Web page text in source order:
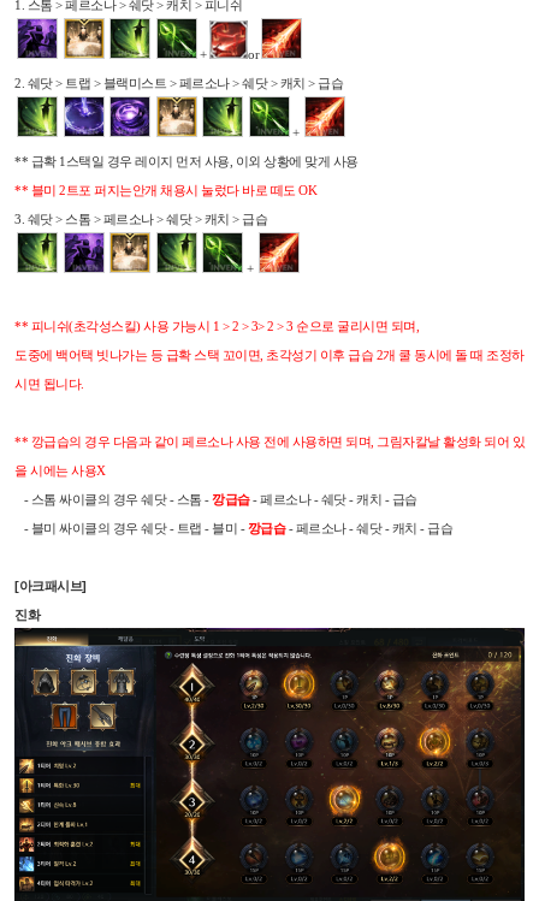
1. 스톰 > 페르소나 > 쉐닷 > 캐치 > 피니쉬
+
or
2. 쉐닷 > 트랩 > 블랙미스트 > 페르소나 > 쉐닷 > 캐치 > 급습
+
** 급확 1스택일 경우 레이지 먼저 사용, 이외 상황에 맞게 사용
** 블미 2트포 퍼지는안개 채용시 눌렀다 바로 떼도 OK
3. 쉐닷 > 스톰 > 페르소나 > 쉐닷 > 캐치 > 급습
+
** 피니쉬(초각성스킬) 사용 가능시 1 > 2 > 3> 2 > 3 순으로 굴리시면 되며,
도중에 백어택 빗나가는 등 급확 스택 꼬이면, 초각성기 이후 급습 2개 쿨 동시에 돌 때 조정하
시면 됩니다.
** 깡급습의 경우 다음과 같이 페르소나 사용 전에 사용하면 되며, 그림자칼날 활성화 되어 있
을 시에는 사용X
- 스톰 싸이클의 경우 쉐닷 - 스톰 -깡급습- 페르소나 - 쉐닷 - 캐치 - 급습
- 블미 싸이클의 경우 쉐닷 - 트랩 - 블미 -깡급습- 페르소나 - 쉐닷 - 캐치 - 급습
[아크패시브]
진화